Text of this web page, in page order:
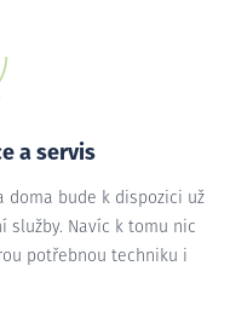
a servis
doma bude k dispozici už
služby. Navíc k tomu nic
potřebnou techniku i